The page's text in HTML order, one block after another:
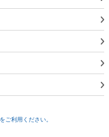
ご利用ください。